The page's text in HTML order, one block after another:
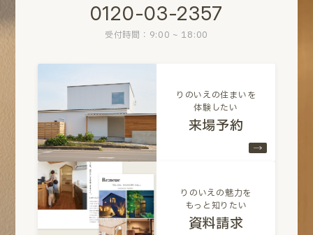
0120-03-2357
受付時間：9:00 ~ 18:00
りのいえの住まいを
体験したい
来場予約
りのいえの魅力を
もっと知りたい
資料請求